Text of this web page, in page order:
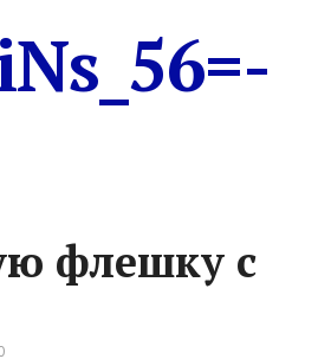
флешку с